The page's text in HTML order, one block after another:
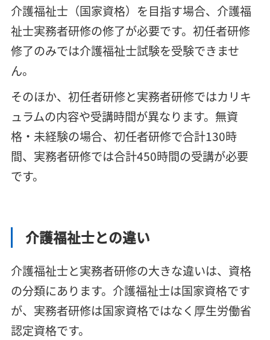
介護福祉士（国家資格）を目指す場合、介護福
祉士実務者研修の修了が必要です。初任者研修
修了のみでは介護福祉士試験を受験できませ
ん。
そのほか、初任者研修と実務者研修ではカリキ
ュラムの内容や受講時間が異なります。無資
格・未経験の場合、初任者研修で合計130時
間、実務者研修では合計450時間の受講が必要
です。
介護福祉士との違い
介護福祉士と実務者研修の大きな違いは、資格
の分類にあります。介護福祉士は国家資格です
が、実務者研修は国家資格ではなく厚生労働省
認定資格です。